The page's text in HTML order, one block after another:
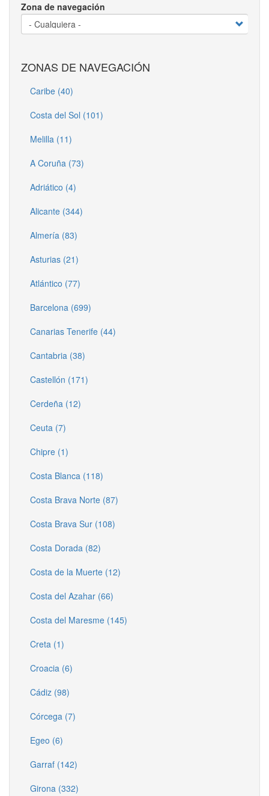
Zona de navegación
ZONAS DE NAVEGACIÓN
Caribe (40)
Costa del Sol (101)
Melilla (11)
A Coruña (73)
Adriático (4)
Alicante (344)
Almería (83)
Asturias (21)
Atlántico (77)
Barcelona (699)
Canarias Tenerife (44)
Cantabria (38)
Castellón (171)
Cerdeña (12)
Ceuta (7)
Chipre (1)
Costa Blanca (118)
Costa Brava Norte (87)
Costa Brava Sur (108)
Costa Dorada (82)
Costa de la Muerte (12)
Costa del Azahar (66)
Costa del Maresme (145)
Creta (1)
Croacia (6)
Cádiz (98)
Córcega (7)
Egeo (6)
Garraf (142)
Girona (332)